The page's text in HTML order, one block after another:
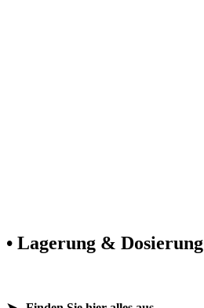
• Lagerung & Dosierung